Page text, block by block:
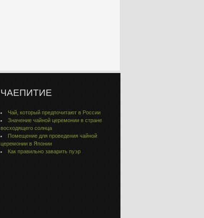
ЧАЕПИТИЕ
Чай, который предпочитают в России
Значение чайной церемонии в стране
восходящего солнца
Помещение для проведения чайной
церемонии в Японии
Как правильно заварить пуэр